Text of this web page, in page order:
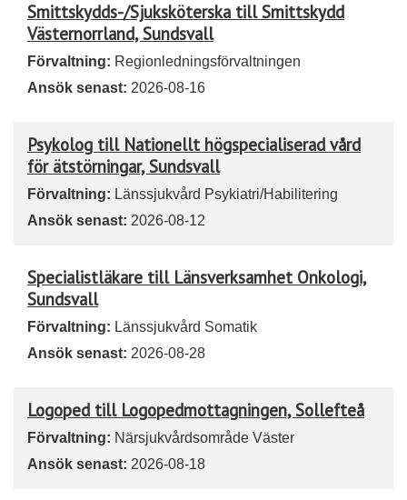
Smittskydds-/Sjuksköterska till Smittskydd
Västernorrland, Sundsvall
Förvaltning: Regionledningsförvaltningen
Ansök senast: 2026-08-16
Psykolog till Nationellt högspecialiserad vård
för ätstörningar, Sundsvall
Förvaltning: Länssjukvård Psykiatri/Habilitering
Ansök senast: 2026-08-12
Specialistläkare till Länsverksamhet Onkologi,
Sundsvall
Förvaltning: Länssjukvård Somatik
Ansök senast: 2026-08-28
Logoped till Logopedmottagningen, Sollefteå
Förvaltning: Närsjukvårdsområde Väster
Ansök senast: 2026-08-18